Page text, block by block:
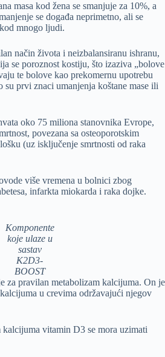
masa kod žena se smanjuje za 10%, a
se događa neprimetno, ali se
mnogo ljudi.
način života i neizbalansiranu ishranu,
se poroznost kostiju, što izaziva „bolove
te bolove kao prekomernu upotrebu
su prvi znaci umanjenja koštane mase ili
oko 75 miliona stanovnika Evrope,
povezana sa osteoporotskim
(uz isključenje smrtnosti od raka
više vremena u bolnici zbog
infarkta miokarda i raka dojke.
Komponente
koje ulaze u
sastav
K2D3-
BOOST
za pravilan metabolizam kalcijuma. On je
u crevima održavajući njegov
vitamin D3 se mora uzimati